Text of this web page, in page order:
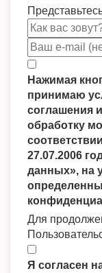
Нажимая
принимаю
соглашения
обработку
27.07.2006
данных», на
Для
Я согласен